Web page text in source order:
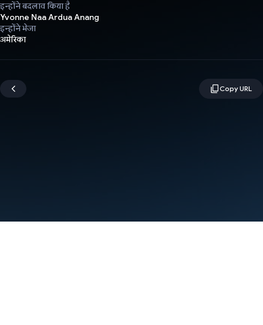
इन्होंने बदलाव किया है
Yvonne Naa Ardua Anang
इन्होंने भेजा
अमेरिका